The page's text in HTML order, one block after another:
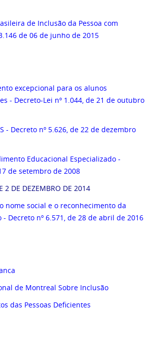
de Inclusão da Pessoa com
de 06 de junho de 2015
excepcional para os alunos
- Decreto-Lei nº 1.044, de 21 de outubro
- Decreto nº 5.626, de 22 de dezembro
Educacional Especializado -
de setembro de 2008
2 DE DEZEMBRO DE 2014
nome social e o reconhecimento da
Decreto nº 6.571, de 28 de abril de 2016
de Montreal Sobre Inclusão
das Pessoas Deficientes